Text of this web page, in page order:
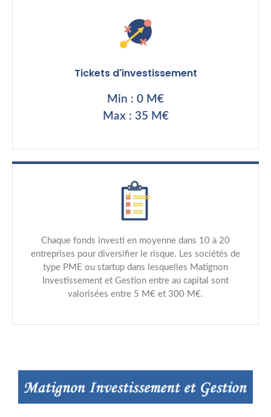
Tickets d'investissement
Min : 0 M€
Max : 35 M€
Chaque fonds investi en moyenne dans 10 à 20
entreprises pour diversifier le risque. Les sociétés de
type PME ou startup dans lesquelles Matignon
Investissement et Gestion entre au capital sont
valorisées entre 5 M€ et 300 M€.